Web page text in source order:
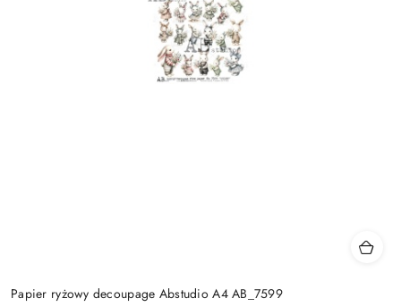
Papier ryżowy decoupage Abstudio A4 AB_7599